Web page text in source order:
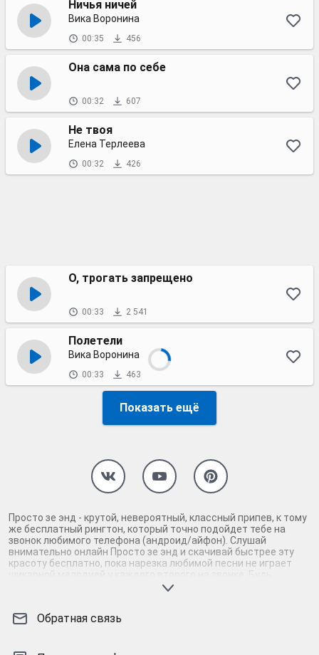
Ничья ничей
Вика Воронина
00:35 456
Она сама по себе
00:32 607
Не твоя
Елена Терлеева
00:32 426
О, трогать запрещено
00:33 2 541
Полетели
Вика Воронина
00:33 463
Показать ещё
Просто зе энд - крутой, невероятный, классный припев, к тому
же бесплатный рингтон, который точно подойдет тебе на
звонок любимого телефона (андроид/айфон). Слушай
внимательно онлайн Просто зе энд и скачивай быстрее эту
красоту бесплатно, пока нарезка любимой песни не играет
шикарной мелодией у каждого второго на звонке. Будь
первым, кто скачает бесплатно сей шедевр музыки и оценит
песни на звонок телефона, ну, или m4r мелодию на айфон
Обратная связь